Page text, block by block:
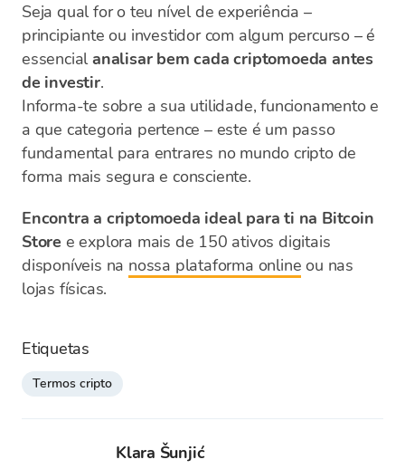
Seja qual for o teu nível de experiência –
principiante ou investidor com algum percurso – é
essencialanalisar bem cada criptomoeda antes
de investir.
Informa-te sobre a sua utilidade, funcionamento e
a que categoria pertence – este é um passo
fundamental para entrares no mundo cripto de
forma mais segura e consciente.
Encontra a criptomoeda ideal para ti na Bitcoin
Store e explora mais de 150 ativos digitais
disponíveis na nossa plataforma online ou nas
lojas físicas.
Etiquetas
Termos cripto
Klara Šunjić